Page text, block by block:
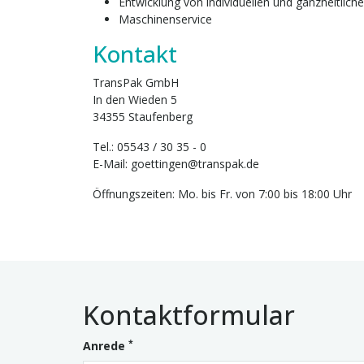
Maschinenservice
Kontakt
TransPak GmbH
In den Wieden 5
34355 Staufenberg
Tel.: 05543 / 30 35 - 0
E-Mail: goettingen@transpak.de
Öffnungszeiten: Mo. bis Fr. von 7:00 bis 18:00 Uhr
Kontaktformular
Anrede *